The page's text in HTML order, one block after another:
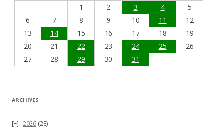
1 2 3 4
5
6
7 8 9 10 11
12
13
14 15 16 17 18
19
20
21 22 23 24 25
26
27
28 29 30 31
ARCHIVES
2026 (28)